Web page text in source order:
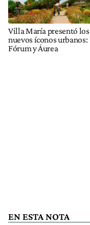
Villa María presentó los
nuevos íconos urbanos:
Fórum y Áurea
EN ESTA NOTA